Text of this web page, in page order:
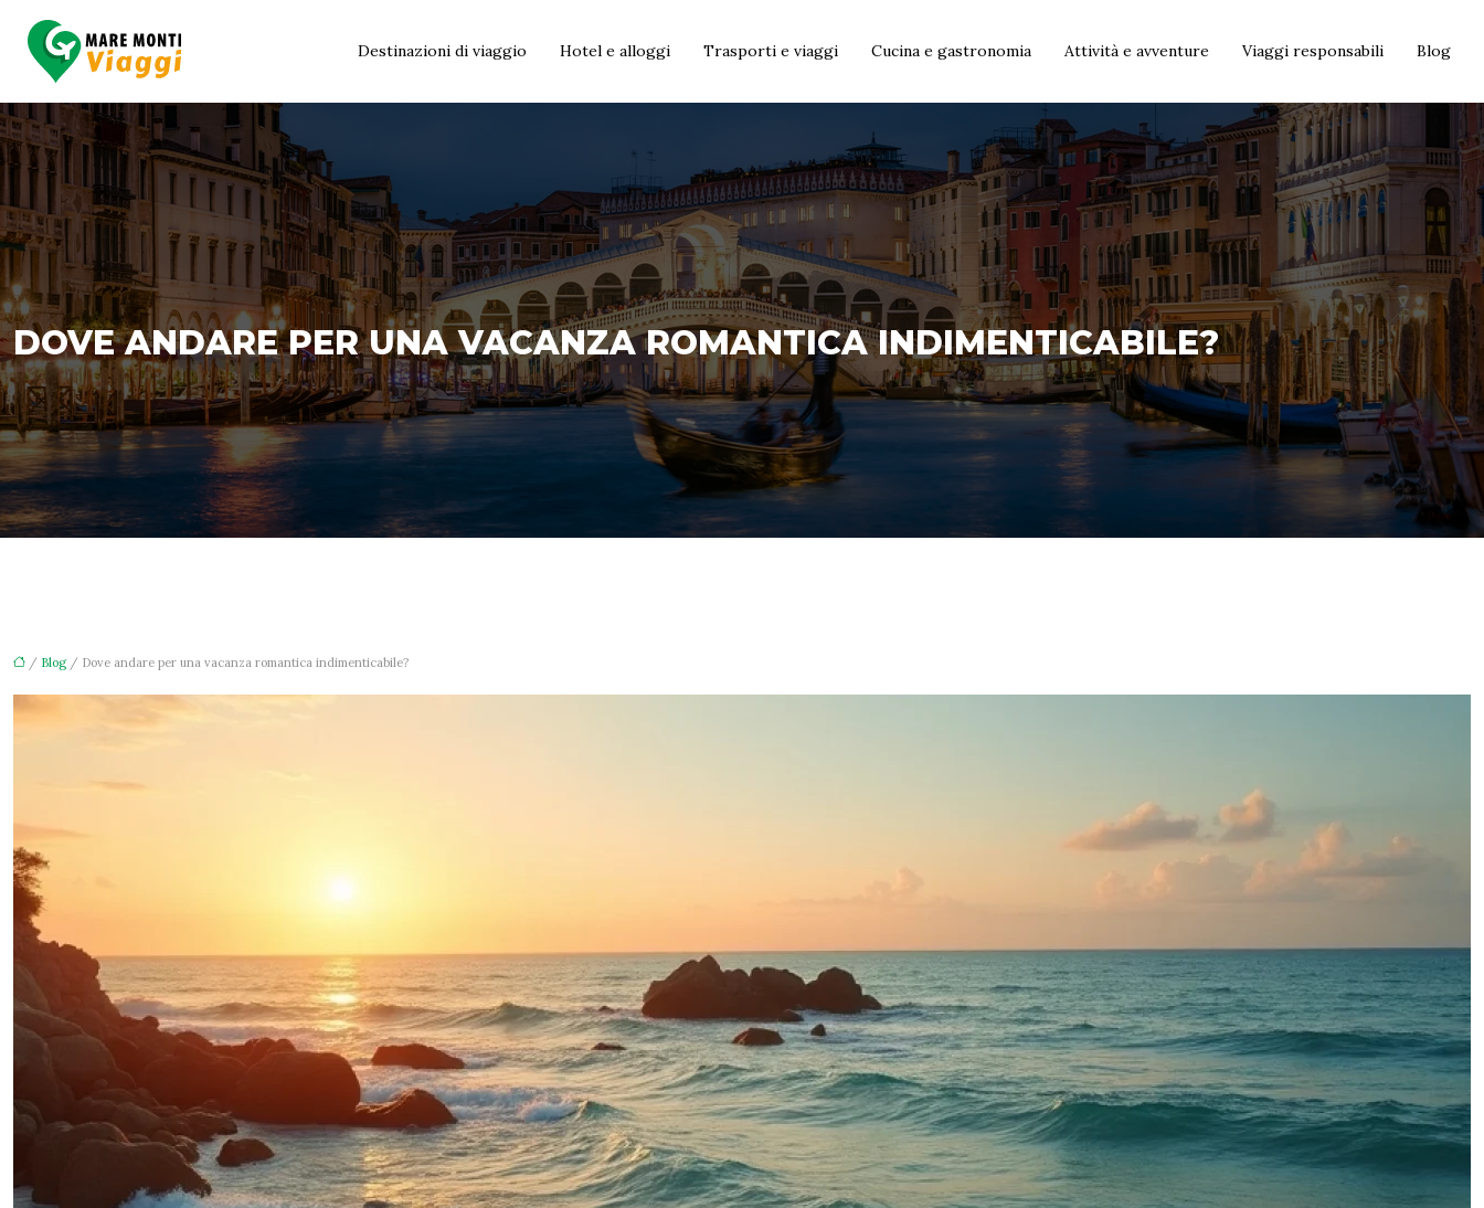
Destinazioni di viaggio Hotel e alloggi Trasporti e viaggi Cucina e gastronomia Attività e avventure Viaggi responsabili Blog
DOVE ANDARE PER UNA VACANZA ROMANTICA INDIMENTICABILE?
/ Blog/ Dove andare per una vacanza romantica indimenticabile?